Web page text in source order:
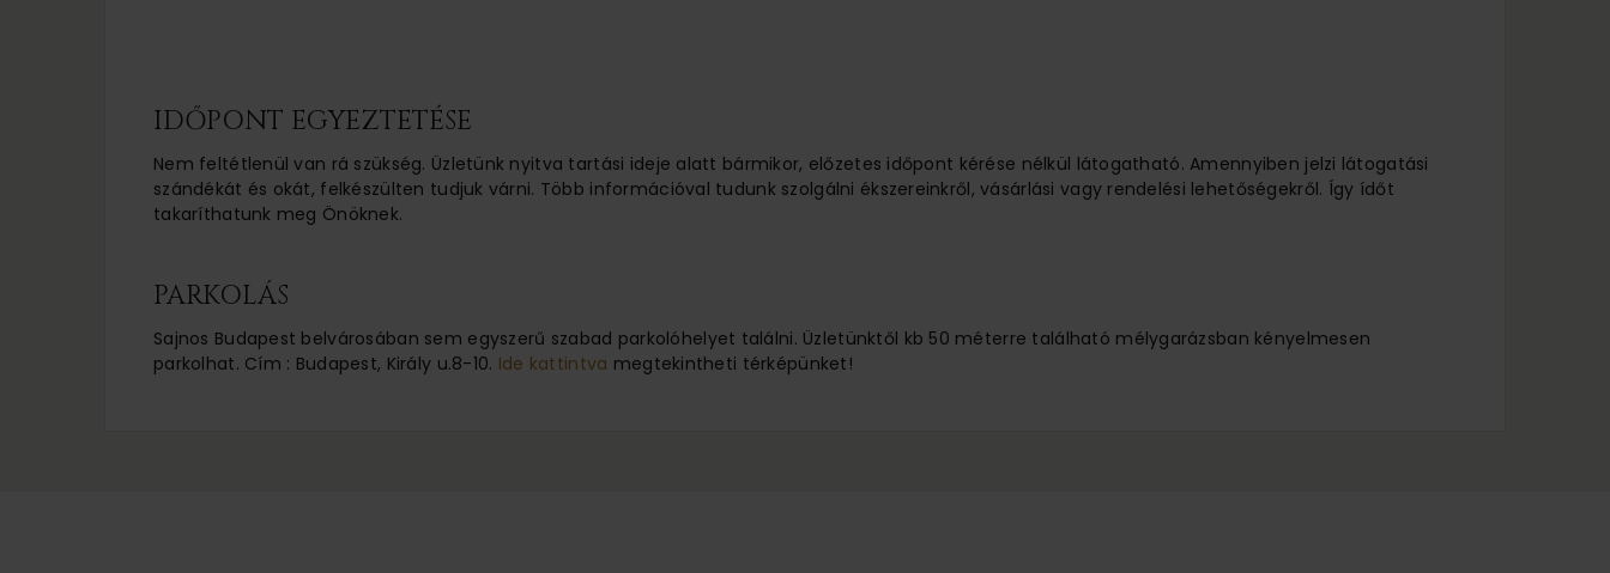
IDŐPONT EGYEZTETÉSE
Nem feltétlenül van rá szükség. Üzletünk nyitva tartási ideje alatt bármikor, előzetes időpont kérése nélkül látogatható. Amennyiben jelzi látogatási
szándékát és okát, felkészülten tudjuk várni. Több információval tudunk szolgálni ékszereinkről, vásárlási vagy rendelési lehetőségekről. Így ídőt
takaríthatunk meg Önöknek.
PARKOLÁS
Sajnos Budapest belvárosában sem egyszerű szabad parkolóhelyet találni. Üzletünktől kb 50 méterre található mélygarázsban kényelmesen
parkolhat. Cím : Budapest, Király u.8-10. Ide kattintva megtekintheti térképünket!